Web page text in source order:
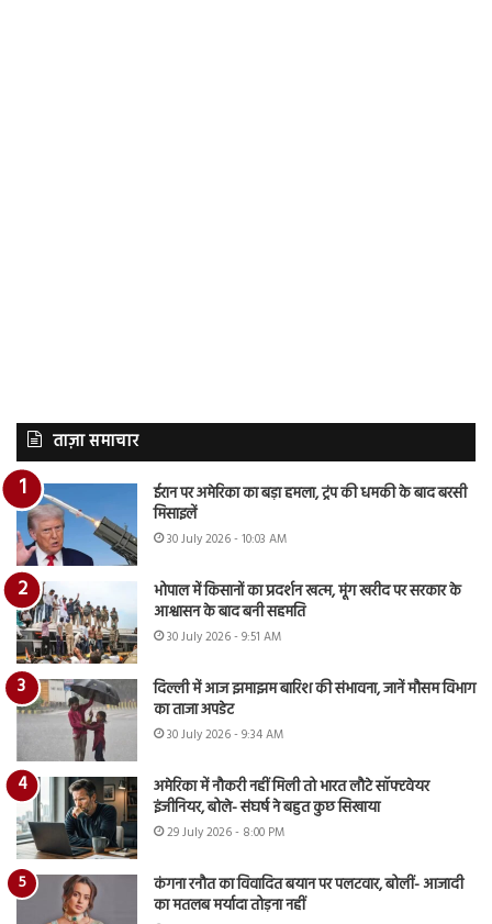
ताज़ा समाचार
ईरान पर अमेरिका का बड़ा हमला, ट्रंप की धमकी के बाद बरसी
मिसाइलें
30 July 2026 - 10:03 AM
भोपाल में किसानों का प्रदर्शन खत्म, मूंग खरीद पर सरकार के
आश्वासन के बाद बनी सहमति
30 July 2026 - 9:51 AM
दिल्ली में आज झमाझम बारिश की संभावना, जानें मौसम विभाग
का ताजा अपडेट
30 July 2026 - 9:34 AM
अमेरिका में नौकरी नहीं मिली तो भारत लौटे सॉफ्टवेयर
इंजीनियर, बोले- संघर्ष ने बहुत कुछ सिखाया
29 July 2026 - 8:00 PM
कंगना रनौत का विवादित बयान पर पलटवार, बोलीं- आजादी
का मतलब मर्यादा तोड़ना नहीं